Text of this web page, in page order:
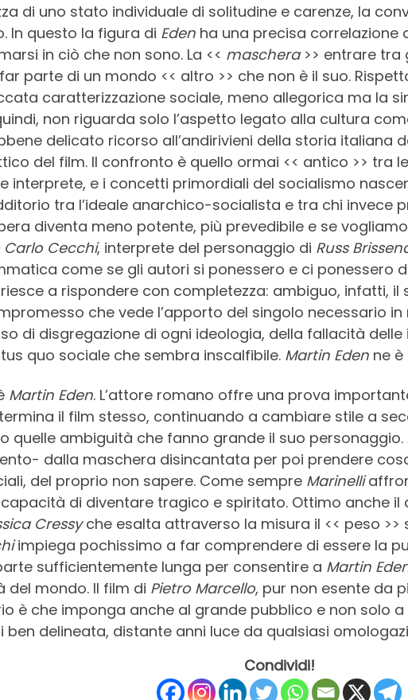
di uno stato individuale di solitudine e carenze, la
In questo la figura di Eden ha una precisa correlazione
in ciò che non sono. La << maschera >> entrare tra
parte di un mondo << altro >> che non è il suo.
caratterizzazione sociale, meno allegorica ma la
non riguarda solo l’aspetto legato alla cultura
delicato ricorso all’andirivieni della storia
del film. Il confronto è quello ormai << antico >> tra
interprete, e i concetti primordiali del socialismo
tra l’ideale anarchico-socialista e tra chi invece
diventa meno potente, più prevedibile e se
Cecchi, interprete del personaggio di Russ
come se gli autori si ponessero e ci ponessero
a rispondere con completezza: ambiguo, infatti, il
che vede l’apporto del singolo necessario
di disgregazione di ogni ideologia, della fallacità
quo sociale che sembra inscalfibile. Martin Eden ne
Martin Eden. L’attore romano offre una prova
il film stesso, continuando a cambiare stile a
quelle ambiguità che fanno grande il suo personaggio.
dalla maschera disincantata per poi prendere
del proprio non sapere. Come sempre Marinelli
di diventare tragico e spiritato. Ottimo anche
Cressyche esalta attraverso la misura il << peso
impiega pochissimo a far comprendere di essere la
sufficientemente lunga per consentire a Martin
del mondo. Il film di Pietro Marcello, pur non esente da
è che imponga anche al grande pubblico e non solo
delineata, distante anni luce da qualsiasi
Condividi!